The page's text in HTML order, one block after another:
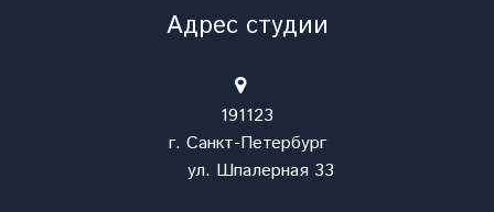
Адрес студии
191123
г. Санкт-Петербург
ул. Шпалерная 33